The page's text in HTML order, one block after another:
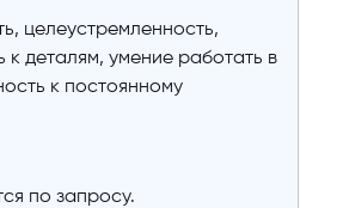
целеустремленность,
к деталям, умение работать в
к постоянному
по запросу.